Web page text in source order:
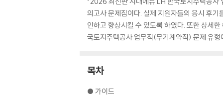
의고사 문제집이다. 실제 지원자들의 응시 후
인하고 향상시킬 수 있도록 하였다. 또한 상세
국토지주택공사 업무직(무기계약직) 문제 유
목차
● 가이드